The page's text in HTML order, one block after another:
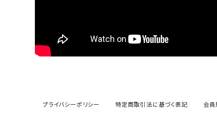
プライバシーポリシー 特定商取引法に基づく表記 会員